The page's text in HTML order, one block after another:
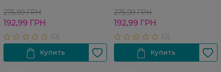
275,99 ГРН
192,99 ГРН
275,99 ГРН
192,99 ГРН